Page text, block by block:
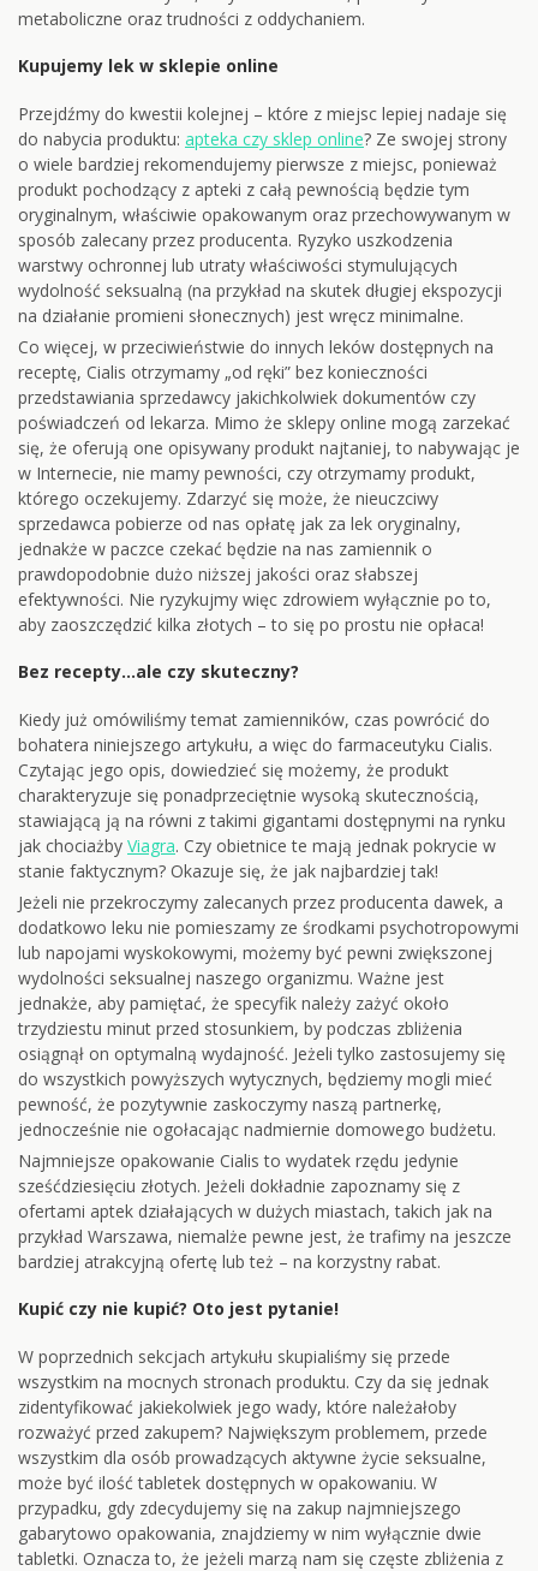
metaboliczne oraz trudności z oddychaniem.
Kupujemy lek w sklepie online
Przejdźmy do kwestii kolejnej – które z miejsc lepiej nadaje się
do nabycia produktu: apteka czy sklep online? Ze swojej strony
o wiele bardziej rekomendujemy pierwsze z miejsc, ponieważ
produkt pochodzący z apteki z całą pewnością będzie tym
oryginalnym, właściwie opakowanym oraz przechowywanym w
sposób zalecany przez producenta. Ryzyko uszkodzenia
warstwy ochronnej lub utraty właściwości stymulujących
wydolność seksualną (na przykład na skutek długiej ekspozycji
na działanie promieni słonecznych) jest wręcz minimalne.
Co więcej, w przeciwieństwie do innych leków dostępnych na
receptę, Cialis otrzymamy „od ręki” bez konieczności
przedstawiania sprzedawcy jakichkolwiek dokumentów czy
poświadczeń od lekarza. Mimo że sklepy online mogą zarzekać
się, że oferują one opisywany produkt najtaniej, to nabywając je
w Internecie, nie mamy pewności, czy otrzymamy produkt,
którego oczekujemy. Zdarzyć się może, że nieuczciwy
sprzedawca pobierze od nas opłatę jak za lek oryginalny,
jednakże w paczce czekać będzie na nas zamiennik o
prawdopodobnie dużo niższej jakości oraz słabszej
efektywności. Nie ryzykujmy więc zdrowiem wyłącznie po to,
aby zaoszczędzić kilka złotych – to się po prostu nie opłaca!
Bez recepty…ale czy skuteczny?
Kiedy już omówiliśmy temat zamienników, czas powrócić do
bohatera niniejszego artykułu, a więc do farmaceutyku Cialis.
Czytając jego opis, dowiedzieć się możemy, że produkt
charakteryzuje się ponadprzeciętnie wysoką skutecznością,
stawiającą ją na równi z takimi gigantami dostępnymi na rynku
jak chociażby Viagra. Czy obietnice te mają jednak pokrycie w
stanie faktycznym? Okazuje się, że jak najbardziej tak!
Jeżeli nie przekroczymy zalecanych przez producenta dawek, a
dodatkowo leku nie pomieszamy ze środkami psychotropowymi
lub napojami wyskokowymi, możemy być pewni zwiększonej
wydolności seksualnej naszego organizmu. Ważne jest
jednakże, aby pamiętać, że specyfik należy zażyć około
trzydziestu minut przed stosunkiem, by podczas zbliżenia
osiągnął on optymalną wydajność. Jeżeli tylko zastosujemy się
do wszystkich powyższych wytycznych, będziemy mogli mieć
pewność, że pozytywnie zaskoczymy naszą partnerkę,
jednocześnie nie ogołacając nadmiernie domowego budżetu.
Najmniejsze opakowanie Cialis to wydatek rzędu jedynie
sześćdziesięciu złotych. Jeżeli dokładnie zapoznamy się z
ofertami aptek działających w dużych miastach, takich jak na
przykład Warszawa, niemalże pewne jest, że trafimy na jeszcze
bardziej atrakcyjną ofertę lub też – na korzystny rabat.
Kupić czy nie kupić? Oto jest pytanie!
W poprzednich sekcjach artykułu skupialiśmy się przede
wszystkim na mocnych stronach produktu. Czy da się jednak
zidentyfikować jakiekolwiek jego wady, które należałoby
rozważyć przed zakupem? Największym problemem, przede
wszystkim dla osób prowadzących aktywne życie seksualne,
może być ilość tabletek dostępnych w opakowaniu. W
przypadku, gdy zdecydujemy się na zakup najmniejszego
gabarytowo opakowania, znajdziemy w nim wyłącznie dwie
tabletki. Oznacza to, że jeżeli marzą nam się częste zbliżenia z